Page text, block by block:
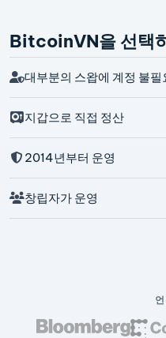
BitcoinVN을 선택
대부분의 스왑에 계정 불필
지갑으로 직접 정산
2014년부터 운영
창립자가 운영